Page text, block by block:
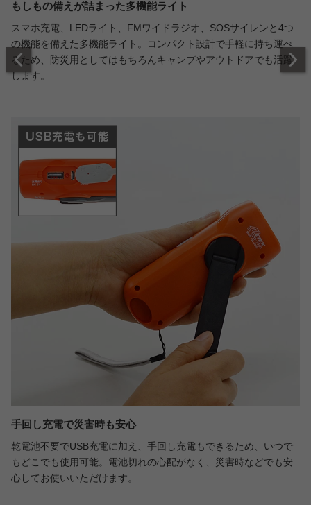
もしもの備えが詰まった多機能ライト
スマホ充電、LEDライト、FMワイドラジオ、SOSサイレンと4つ
の機能を備えた多機能ライト。コンパクト設計で手軽に持ち運べ
るため、防災用としてはもちろんキャンプやアウトドアでも活躍
します。
手回し充電で災害時も安心
乾電池不要でUSB充電に加え、手回し充電もできるため、いつで
もどこでも使用可能。電池切れの心配がなく、災害時などでも安
心してお使いいただけます。